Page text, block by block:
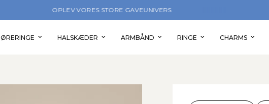
ØRERINGE HALSKÆDER ARMBÅND RINGE CHARMS